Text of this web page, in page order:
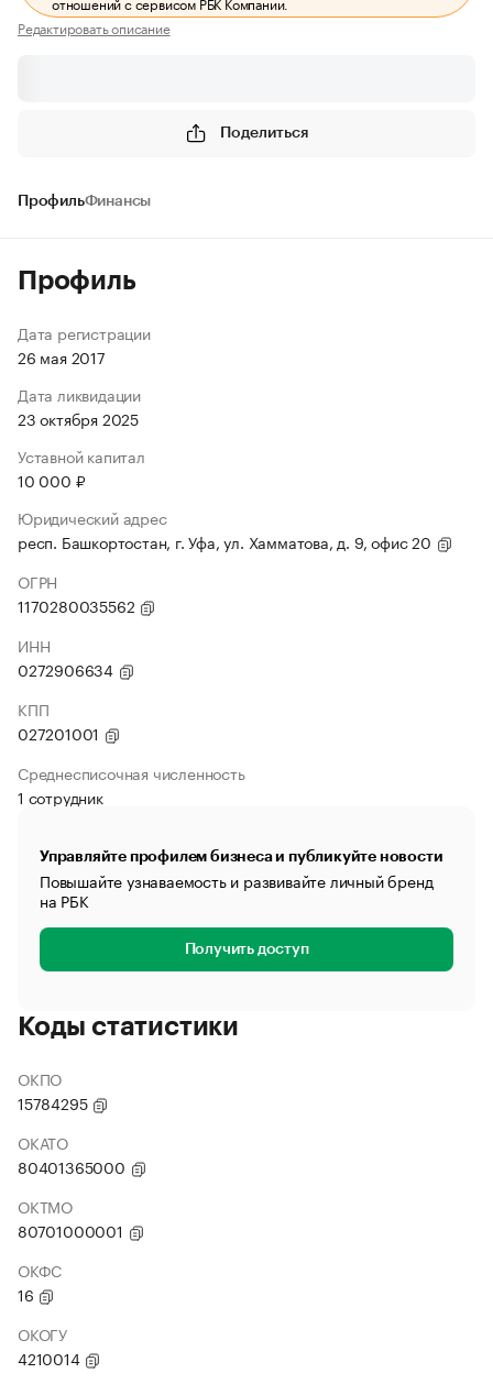
Редактировать описание
Поделиться
ПрофильФинансы
Профиль
Дата регистрации
26 мая 2017
Дата ликвидации
23 октября 2025
Уставной капитал
10 000 ₽
Юридический адрес
респ. Башкортостан, г. Уфа, ул. Хамматова, д. 9, офис 20
ОГРН
1170280035562
ИНН
0272906634
КПП
027201001
Среднесписочная численность
1 сотрудник
Управляйте профилем бизнеса и публикуйте новости
Повышайте узнаваемость и развивайте личный бренд
на РБК
Получить доступ
Коды статистики
ОКПО
15784295
ОКАТО
80401365000
ОКТМО
80701000001
ОКФС
16
ОКОГУ
4210014